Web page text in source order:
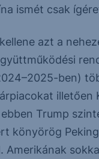
ismét csak
azt a
ben)
Trump
könyörög
Amerikának